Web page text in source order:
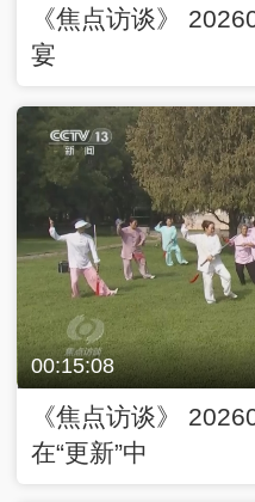
《焦点访谈》
宴
00:15:08
《焦点访谈》
在“更新”中